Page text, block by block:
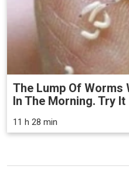
The Lump Of Worms
In The Morning. Try It
11 h 28 min